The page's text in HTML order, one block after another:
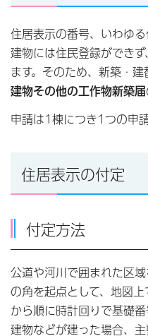
住居表示の番号、いわゆ
建物には住民登録ができ
ます。そのため、新築・
建物その他の工作物新築届
申請は1棟につき1つの申
住居表示の付定
付定方法
公道や河川で囲まれた区
の角を起点として、地図
から順に時計回りで基礎
建物などが建った場合、